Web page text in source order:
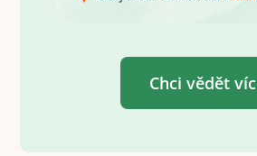
Chci vědět víc